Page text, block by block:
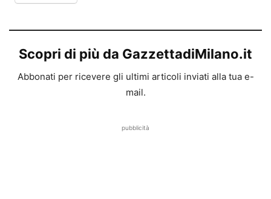
Scopri di più da GazzettadiMilano.it
Abbonati per ricevere gli ultimi articoli inviati alla tua e-
mail.
pubblicità